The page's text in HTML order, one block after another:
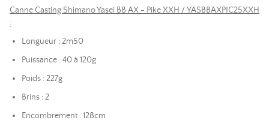
Canne Casting Shimano Yasei BB AX - Pike XXH / YASBBAXPIC25XXH
:
Longueur : 2m50
Puissance : 40 à 120g
Poids : 227g
Brins : 2
Encombrement : 128cm